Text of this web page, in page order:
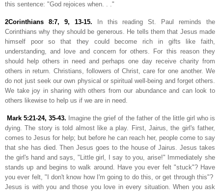
this sentence: "God rejoices when. . ."
2Corinthians 8:7, 9, 13-15. In this reading St. Paul reminds the
Corinthians why they should be generous. He tells them that Jesus made
himself poor so that they could become rich in gifts like faith,
understanding, and love and concern for others. For this reason they
should help others in need and perhaps one day receive charity from
others in return. Christians, followers of Christ, care for one another. We
do not just seek our own physical or spiritual well-being and forget others.
We take joy in sharing with others from our abundance and can look to
others likewise to help us if we are in need.
Mark 5:21-24, 35-43. Imagine the grief of the father of the little girl who is
dying. The story is told almost like a play. First, Jairus, the girl's father,
comes to Jesus for help; but before he can reach her, people come to say
that she has died. Then Jesus goes to the house of Jairus. Jesus takes
the girl's hand and says, "Little girl, I say to you, arise!" Immediately she
stands up and begins to walk around. Have you ever felt "stuck"? Have
you ever felt, "I don't know how I'm going to do this, or get through this"?
Jesus is with you and those you love in every situation. When you ask